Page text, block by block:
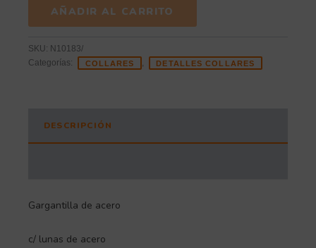
AÑADIR AL CARRITO
SKU: N10183/
Categorías:
COLLARES , DETALLES COLLARES
DESCRIPCIÓN
Gargantilla de acero
c/ lunas de acero